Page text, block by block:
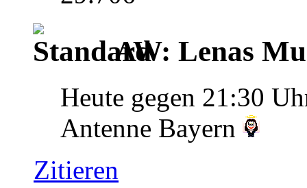
AW: Lenas
Heute gegen 21:30
Antenne Bayern
Zitieren